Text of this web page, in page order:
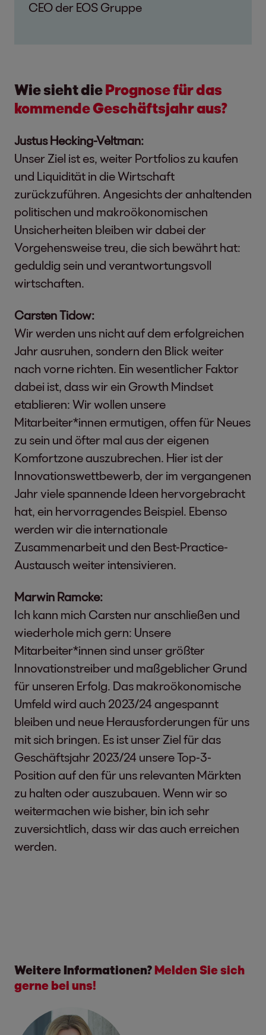
CEO der EOS Gruppe
Wie sieht diePrognose für das
kommende Geschäftsjahr aus?
Justus Hecking-Veltman:
Unser Ziel ist es, weiter Portfolios zu kaufen
und Liquidität in die Wirtschaft
zurückzuführen. Angesichts der anhaltenden
politischen und makroökonomischen
Unsicherheiten bleiben wir dabei der
Vorgehensweise treu, die sich bewährt hat:
geduldig sein und verantwortungsvoll
wirtschaften.
Carsten Tidow:
Wir werden uns nicht auf dem erfolgreichen
Jahr ausruhen, sondern den Blick weiter
nach vorne richten. Ein wesentlicher Faktor
dabei ist, dass wir ein Growth Mindset
etablieren: Wir wollen unsere
Mitarbeiter*innen ermutigen, offen für Neues
zu sein und öfter mal aus der eigenen
Komfortzone auszubrechen. Hier ist der
Innovationswettbewerb, der im vergangenen
Jahr viele spannende Ideen hervorgebracht
hat, ein hervorragendes Beispiel. Ebenso
werden wir die internationale
Zusammenarbeit und den Best-Practice-
Austausch weiter intensivieren.
Marwin Ramcke:
Ich kann mich Carsten nur anschließen und
wiederhole mich gern: Unsere
Mitarbeiter*innen sind unser größter
Innovationstreiber und maßgeblicher Grund
für unseren Erfolg. Das makroökonomische
Umfeld wird auch 2023/24 angespannt
bleiben und neue Herausforderungen für uns
mit sich bringen. Es ist unser Ziel für das
Geschäftsjahr 2023/24 unsere Top-3-
Position auf den für uns relevanten Märkten
zu halten oder auszubauen. Wenn wir so
weitermachen wie bisher, bin ich sehr
zuversichtlich, dass wir das auch erreichen
werden.
Weitere Informationen? Melden Sie sich
gerne bei uns!